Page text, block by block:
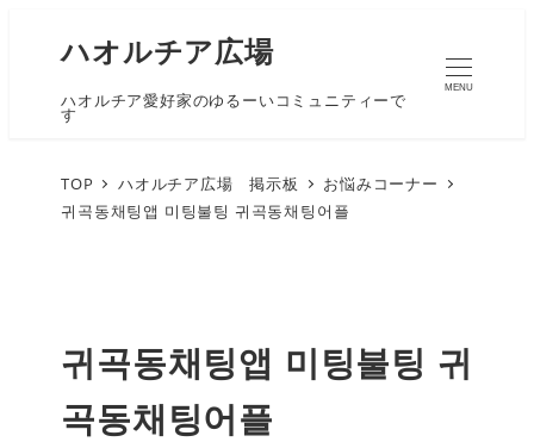
ハオルチア広場
ハオルチア愛好家のゆるーいコミュニティーで
す
MENU
TOP ハオルチア広場 掲示板
お悩みコーナー
귀곡동채팅앱 미팅불팅 귀곡동채팅어플
귀곡동채팅앱 미팅불팅 귀
곡동채팅어플